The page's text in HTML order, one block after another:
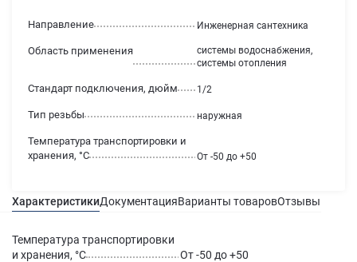
Температура транспортировки и
хранения, °С
От -50 до +50
Направление Инженерная сантехника
Область применения
системы водоснабжения,
системы отопления
Стандарт подключения, дюйм 1/2
Тип резьбы наружная
ХарактеристикиДокументацияВарианты товаровОтзывы
Температура транспортировки
и хранения, °С
От -50 до +50